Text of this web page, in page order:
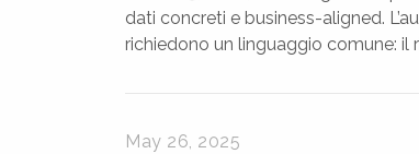
dati concreti e business-aligned.
richiedono un linguaggio comune: il
May 26, 2025